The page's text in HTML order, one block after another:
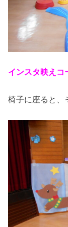
インスタ映えコ
椅子に座ると、